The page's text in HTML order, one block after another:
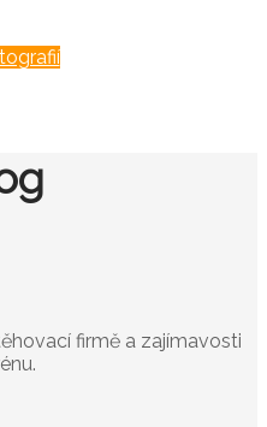
firmě a zajímavosti